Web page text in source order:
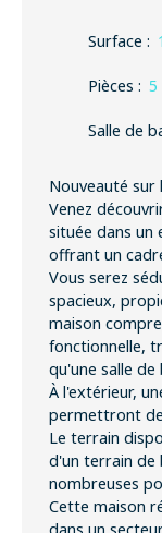
Surface :
Pièces : 5
Salle de
Nouveauté sur
Venez
située dans un
offrant un
Vous serez
spacieux,
maison
fonctionnelle,
qu'une salle de
À l'extérieur,
permettront
Le terrain
d'un terrain de
nombreuses
Cette maison